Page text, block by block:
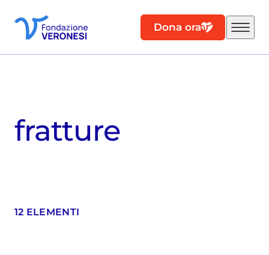
Dona ora
fratture
12 ELEMENTI